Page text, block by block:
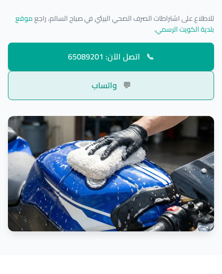
للاطلاع على اشتراطات الصرف الصحي البيئي في صباح السالم، راجعموقع
بلدية الكويت الرسمي.
📞 اتصل الآن: 65089201
💬 واتساب